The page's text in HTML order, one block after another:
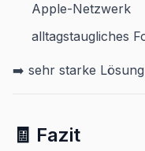
Apple-Netzwerk
alltagstaugliches
➡️ sehr starke
🧾 Fazit